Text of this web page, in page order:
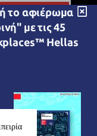
το αφιέρωμα
με τις 45
Hellas